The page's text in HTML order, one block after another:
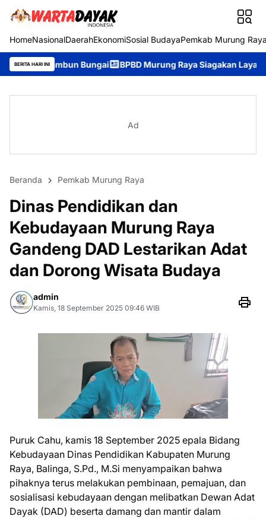
HomeNasionalDaerahEkonomiSosial BudayaPemkab Murung
BERITA HARI INI
Bungai BPBD Murung Raya Siagakan Layanan Darurat 24
Ad
Beranda Pemkab Murung Raya
Dinas Pendidikan dan
Kebudayaan Murung Raya
Gandeng DAD Lestarikan Adat
dan Dorong Wisata Budaya
admin
Kamis, 18 September 2025 09:46 WIB
Puruk Cahu, kamis 18 September 2025 epala Bidang
Kebudayaan Dinas Pendidikan Kabupaten Murung
Raya, Balinga, S.Pd., M.Si menyampaikan bahwa
pihaknya terus melakukan pembinaan, pemajuan, dan
sosialisasi kebudayaan dengan melibatkan Dewan Adat
Dayak (DAD) beserta damang dan mantir dalam